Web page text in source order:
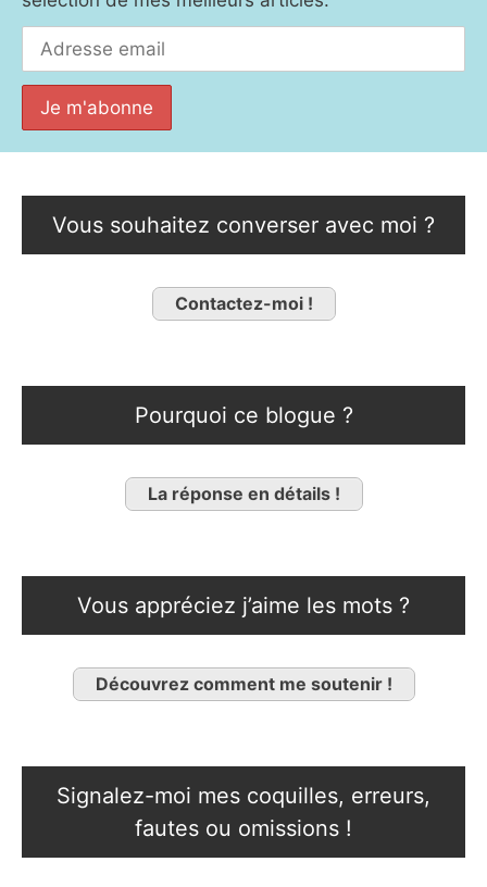
Vous souhaitez converser avec moi ?
Contactez-moi !
Pourquoi ce blogue ?
La réponse en détails !
Vous appréciez j’aime les mots ?
Découvrez comment me soutenir !
Signalez-moi mes coquilles, erreurs,
fautes ou omissions !